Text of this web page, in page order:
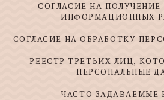
СОГЛАСИЕ НА
ИНФОРМАЦИОННЫХ
СОГЛАСИЕ НА ОБРАБОТКУ
РЕЕСТР ТРЕТЬИХ ЛИЦ,
ПЕРСОНАЛЬНЫЕ
ЧАСТО ЗАДАВАЕМЫЕ